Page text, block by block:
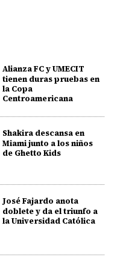
Alianza FC y UMECIT
tienen duras pruebas en
la Copa
Centroamericana
Shakira descansa en
Miami junto a los niños
de Ghetto Kids
José Fajardo anota
doblete y da el triunfo a
la Universidad Católica